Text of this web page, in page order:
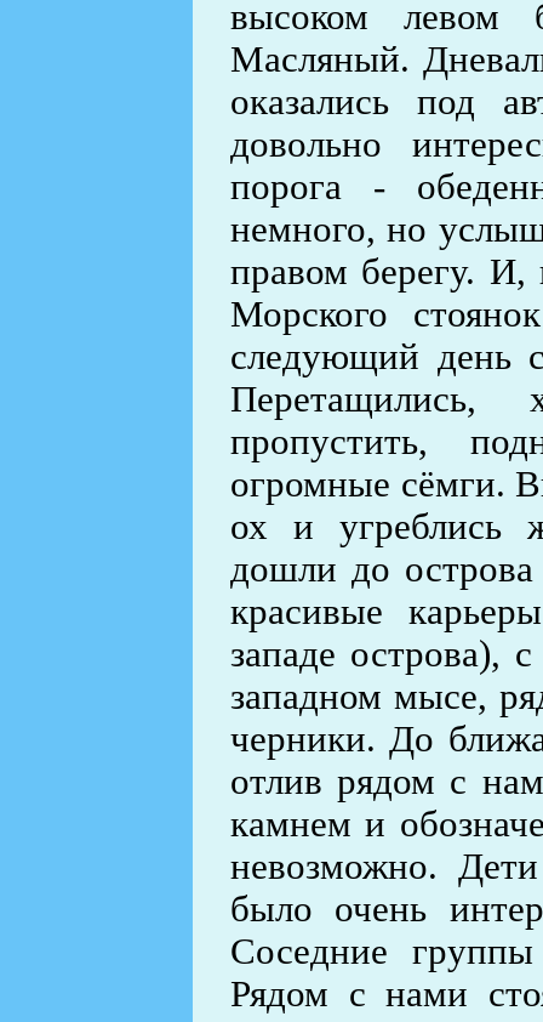
высоком левом
Масляный.
оказались под
довольно
порога -
немного, но
правом берегу. И,
Морского
следующий день
Перетащились,
пропустить,
огромные сёмги.
ох и угреблись
дошли до
красивые
западе острова),
западном мысе,
черники. До
отлив рядом с
камнем и
невозможно.
было очень
Соседние
Рядом с нами